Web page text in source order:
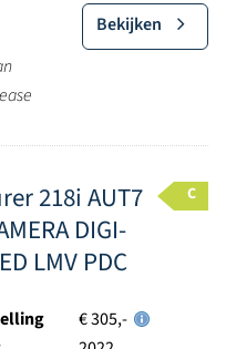
Bekijken
218i AUT7
DIGI-
LMV PDC
C
€ 305,-